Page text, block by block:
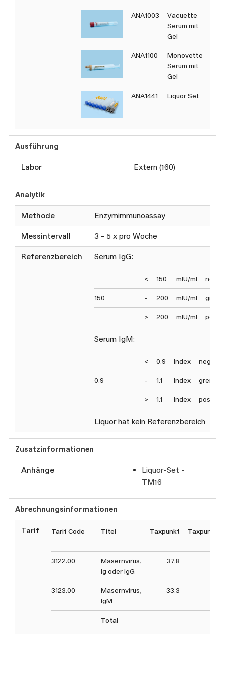
ANA1003
Vacuette
Serum mit
Gel
ANA1100
Monovette
Serum mit
Gel
ANA1441 Liquor Set
Ausführung
Labor Extern (160)
Analytik
Methode Enzymimmunoassay
Messintervall 3 - 5 x pro Woche
Referenzbereich Serum IgG:
< 150 mIU/ml
150 - 200 mIU/ml
> 200 mIU/ml
Serum IgM:
< 0.9 Index negativ
0.9 - 1.1 Index
> 1.1 Index positiv
Liquor hat kein Referenzbereich
Zusatzinformationen
Anhänge
Liquor-Set -
TM16
Abrechnungsinformationen
Tarif Tarif Code Titel Taxpunkt
3122.00
Masernvirus,
Ig oder IgG
37.8
3123.00
Masernvirus,
IgM
33.3
Total